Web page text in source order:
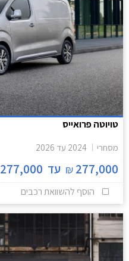
טויוטה פרואייס
מסחרי 2024 עד 2026
277,000
₪ עד 277,000
הוסף להשוואת רכבים